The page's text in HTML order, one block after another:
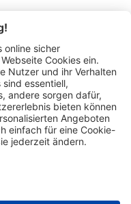
auf
Handel, Gewerbe und